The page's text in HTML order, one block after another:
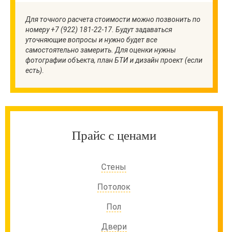
Для точного расчета стоимости можно позвонить по
номеру +7 (922) 181-22-17. Будут задаваться
уточняющие вопросы и нужно будет все
самостоятельно замерить. Для оценки нужны
фотографии объекта, план БТИ и дизайн проект (если
есть).
Цены на ремонт
Прайс с ценами
Стены
Потолок
Пол
Двери